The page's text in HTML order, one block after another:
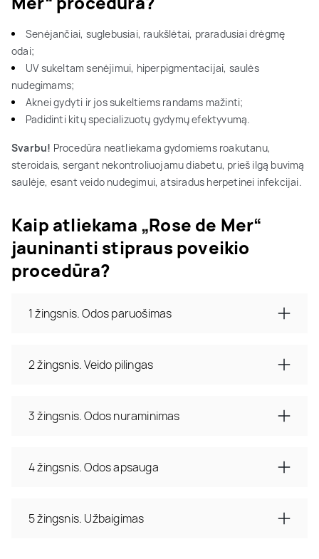
Senėjančiai, suglebusiai, raukšlėtai, praradusiai drėgmę
odai;
UV sukeltam senėjimui, hiperpigmentacijai, saulės
nudegimams;
Aknei gydyti ir jos sukeltiems randams mažinti;
Padidinti kitų specializuotų gydymų efektyvumą.
Svarbu! Procedūra neatliekama gydomiems roakutanu,
steroidais, sergant nekontroliuojamu diabetu, prieš ilgą buvimą
saulėje, esant veido nudegimui, atsiradus herpetinei infekcijai.
Kaip atliekama „Rose de Mer“
jauninanti stipraus poveikio
procedūra?
1 žingsnis. Odos paruošimas
2 žingsnis. Veido pilingas
3 žingsnis. Odos nuraminimas
4 žingsnis. Odos apsauga
5 žingsnis. Užbaigimas